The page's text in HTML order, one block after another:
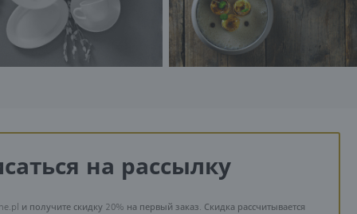
на рассылку
и получите скидку 20% на первый заказ. Скидка рассчитывается